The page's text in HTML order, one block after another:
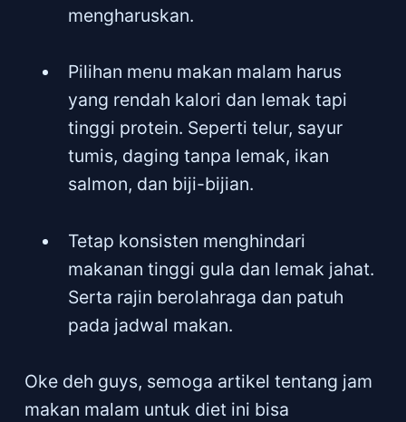
mengharuskan.
Pilihan menu makan malam harus
yang rendah kalori dan lemak tapi
tinggi protein. Seperti telur, sayur
tumis, daging tanpa lemak, ikan
salmon, dan biji-bijian.
Tetap konsisten menghindari
makanan tinggi gula dan lemak jahat.
Serta rajin berolahraga dan patuh
pada jadwal makan.
Oke deh guys, semoga artikel tentang jam
makan malam untuk diet ini bisa